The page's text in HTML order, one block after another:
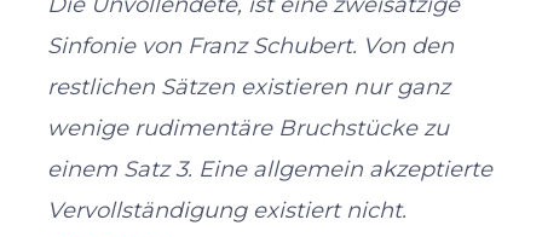
Sinfonie von Franz Schubert. Von den
restlichen Sätzen existieren nur ganz
wenige rudimentäre Bruchstücke zu
einem Satz 3. Eine allgemein akzeptierte
Vervollständigung existiert nicht.